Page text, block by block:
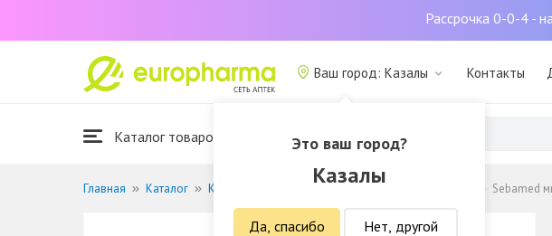
Рассрочка 0-0-4 -
Ваш город: Казалы
Это ваш город?
Казалы
Да, спасибо Нет, другой
Контакты
Каталог товаров
Главная Каталог Красота и гигиена Sebamed